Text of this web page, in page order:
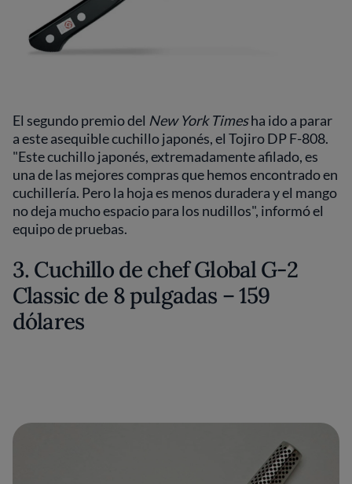
El segundo premio del New York Timesha ido a parar
a este asequible cuchillo japonés, el Tojiro DP F-808.
"Este cuchillo japonés, extremadamente afilado, es
una de las mejores compras que hemos encontrado en
cuchillería. Pero la hoja es menos duradera y el mango
no deja mucho espacio para los nudillos", informó el
equipo de pruebas.
3. Cuchillo de chef Global G-2
Classic de 8 pulgadas – 159
dólares